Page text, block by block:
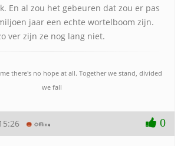
En al zou het gebeuren dat zou er pas
jaar een echte wortelboom zijn.
ver zijn ze nog lang niet.
there's no hope at all. Together we stand, divided
we fall
0